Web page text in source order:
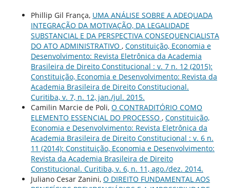
Phillip Gil França, UMA ANÁLISE SOBRE A ADEQUADA
INTEGRAÇÃO DA MOTIVAÇÃO, DA LEGALIDADE
SUBSTANCIAL E DA PERSPECTIVA CONSEQUENCIALISTA
DO ATO ADMINISTRATIVO , Constituição, Economia e
Desenvolvimento: Revista Eletrônica da Academia
Brasileira de Direito Constitucional : v. 7 n. 12 (2015):
Constituição, Economia e Desenvolvimento: Revista da
Academia Brasileira de Direito Constitucional.
Curitiba, v. 7, n. 12, jan./jul. 2015.
Camilin Marcie de Poli, O CONTRADITÓRIO COMO
ELEMENTO ESSENCIAL DO PROCESSO , Constituição,
Economia e Desenvolvimento: Revista Eletrônica da
Academia Brasileira de Direito Constitucional : v. 6 n.
11 (2014): Constituição, Economia e Desenvolvimento:
Revista da Academia Brasileira de Direito
Constitucional. Curitiba, v. 6, n. 11, ago./dez. 2014.
Juliano Cesar Zanini, O DIREITO FUNDAMENTAL AOS